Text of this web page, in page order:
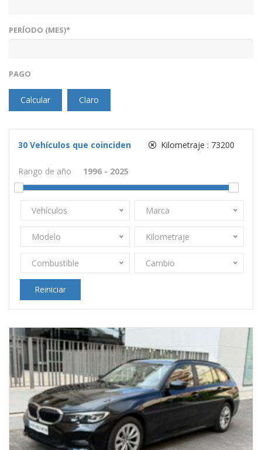
PERÍODO (MES)*
PAGO
Calcular Claro
30 Vehículos que coinciden Kilometraje : 73200
Rango de año
Vehículos Marca
Modelo Kilometraje
Combustible Cambio
Reiniciar